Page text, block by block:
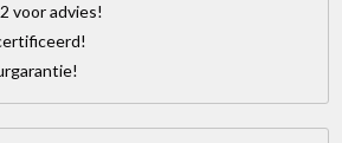
voor advies!